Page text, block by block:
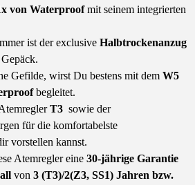
von Waterproofmit seinem integrierten
ist der exclusive Halbtrockenanzug
Gefilde, wirst Du bestens mit dem W5
begleitet.
T3 sowie der
für die komfortabelste
vorstellen kannst.
Atemregler eine 30-jährige Garantie
von 3 (T3)/2(Z3, SS1) Jahren bzw.